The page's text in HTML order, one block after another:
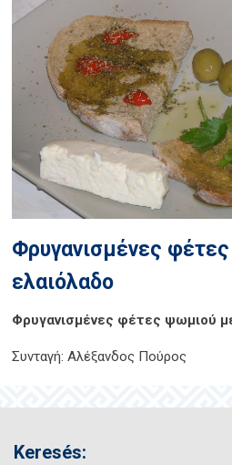
Φρυγανισμένες
ελαιόλαδο
Φρυγανισμένες φέτες ψωμιού
Συνταγή: Αλέξανδος Πούρος
Keresés: